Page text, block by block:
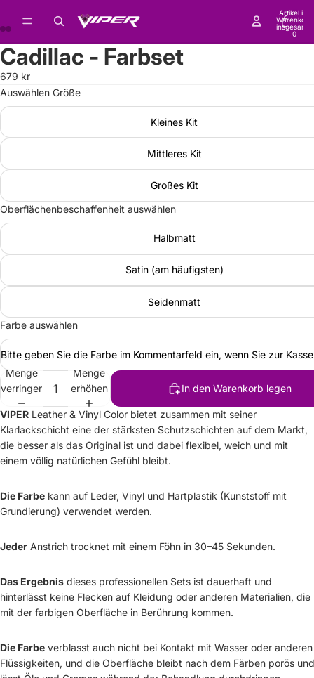
Artikel im
Warenkorb
insgesamt:
0
Cadillac - Farbset
679 kr
Auswählen Größe
Kleines Kit
Mittleres Kit
Großes Kit
Oberflächenbeschaffenheit auswählen
Halbmatt
Satin (am häufigsten)
Seidenmatt
Farbe auswählen
Bitte geben Sie die Farbe im Kommentarfeld ein, wenn Sie zur
Menge
verringern
Menge
erhöhen
In den Warenkorb legen
VIPER Leather & Vinyl Color bietet zusammen mit seiner
Klarlackschicht eine der stärksten Schutzschichten auf dem Markt,
die besser als das Original ist und dabei flexibel, weich und mit
einem völlig natürlichen Gefühl bleibt.
Die Farbe kann auf Leder, Vinyl und Hartplastik (Kunststoff mit
Grundierung) verwendet werden.
Jeder Anstrich trocknet mit einem Föhn in 30–45 Sekunden.
Das Ergebnis dieses professionellen Sets ist dauerhaft und
hinterlässt keine Flecken auf Kleidung oder anderen Materialien, die
mit der farbigen Oberfläche in Berührung kommen.
Die Farbe verblasst auch nicht bei Kontakt mit Wasser oder anderen
Flüssigkeiten, und die Oberfläche bleibt nach dem Färben porös und